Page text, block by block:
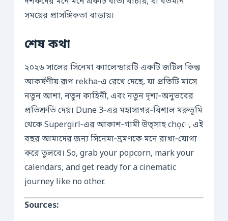
সময়ের প্রাসঙ্গিকতা বাড়ায়।
শেষ কথা
২০২৬ সালের সিনেমা ক্যালেন্ডারটি একটি জটিল কিন্তু
আকর্ষণীয় রূপ rekha‑এ রেখে দেছে, যা প্রতিটি মাসে
নতুন আশা, নতুন কাহিনী, এবং নতুন দৃশ্য‑অনুভবের
প্রতিশ্রুতি দেয়। Dune 3‑এর মহাসাগর‑বিশাল মরুভূমি
থেকে Supergirl‑এর আকাশ‑গামী উত্সাহ cho̜ে, এই
বছর আমাদের জন্য সিনেমা‑ভ্রমণকে মনে রাখা‑যোগ্য
করে তুলবে। So, grab your popcorn, mark your
calendars, and get ready for a cinematic
journey like no other.
Sources: